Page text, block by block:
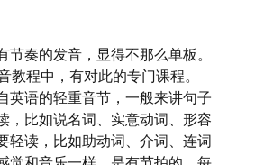
节奏的发音，显得不那么单板。
教程中，有对此的专门课程。
英语的轻重音节，一般来讲句子
，比如说名词、实意动词、形容
轻读，比如助动词、介词、连词